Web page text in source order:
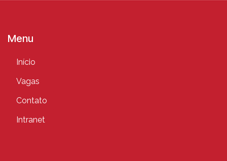
Menu
Início
Vagas
Contato
Intranet